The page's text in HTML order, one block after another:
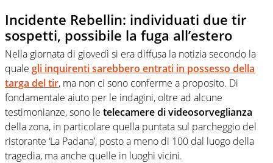
Incidente Rebellin: individuati due tir
sospetti, possibile la fuga all’estero
Nella giornata di giovedì si era diffusa la notizia secondo la
quale gli inquirenti sarebbero entrati in possesso della
targa del tir, ma non ci sono conferme a proposito. Di
fondamentale aiuto per le indagini, oltre ad alcune
testimonianze, sono le telecamere di videosorveglianza
della zona, in particolare quella puntata sul parcheggio del
ristorante ‘La Padana’, posto a meno di 100 dal luogo della
tragedia, ma anche quelle in luoghi vicini.